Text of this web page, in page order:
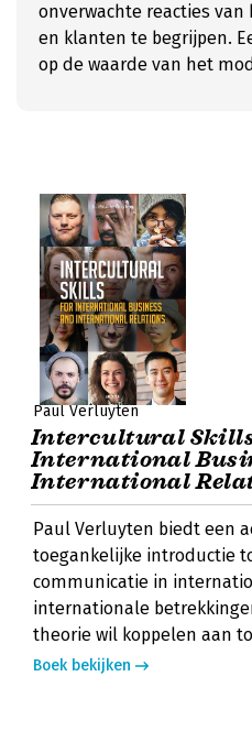
onverwachte reacties
en klanten te begrijpen.
op de waarde van het
Paul Verluyten
Intercultural
International
International
Paul Verluyten biedt een
toegankelijke introductie
communicatie in
internationale
theorie wil koppelen aan
Boek bekijken